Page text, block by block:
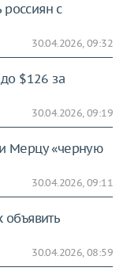
с
30.04.2026, 09:32
$126 за
30.04.2026, 09:19
Мерцу «черную
30.04.2026, 09:11
30.04.2026, 08:59